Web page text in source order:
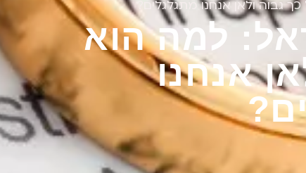
גבוה ולאן אנחנו מתגלגלים?
למה הוא
אנחנו